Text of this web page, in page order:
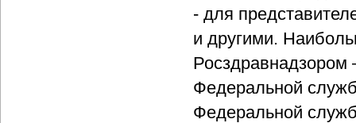
- для
и другими.
Росздравнадзором
Федеральной
Федеральной